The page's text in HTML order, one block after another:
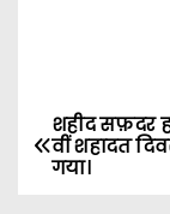
Pशहीद सफ़दर
वीं शहादत
गया।